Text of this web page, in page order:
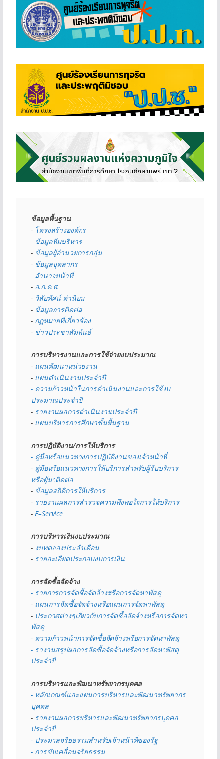
ข้อมูลพื้นฐาน
- โครงสร้างองค์กร
- ข้อมูลทีมบริหาร
- ข้อมูลผู้อำนวยการกลุ่ม
- ข้อมูลบุคลากร
- อำนาจหน้าที่
- อ.ก.ค.ศ.
- วิสัยทัศน์ ค่านิยม
- ข้อมูลการติดต่อ
- กฏหมายที่เกี่ยวข้อง
- ข่าวประชาสัมพันธ์
การบริหารงานและการใช้จ่ายงบประมาณ
- แผนพัฒนาหน่วยงาน
- แผนดำเนินงานประจำปี
- ความก้าวหน้าในการดำเนินงานและการใช้งบ
ประมาณประจำปี
- รายงานผลการดำเนินงานประจำปี
- แผนบริหารการศึกษาขั้นพื้นฐาน
การปฏิบัติงาน/การให้บริการ
- คู่มือหรือแนวทางการปฏิบัติงานของเจ้าหน้าที่
- คู่มือหรือแนวทางการให้บริการสำหรับผู้รับบริการ
หรือผู้มาติดต่อ
- ข้อมูลสถิติการให้บริการ
- รายงานผลการสำรวจความพึงพอใจการให้บริการ
- E–Service
การบริหารเงินงบประมาณ
- งบทดลองประจำเดือน
- รายละเอียดประกอบงบการเงิน
การจัดซื้อจัดจ้าง
- รายการการจัดซื้อจัดจ้างหรือการจัดหาพัสดุ
- แผนการจัดซื้อจัดจ้างหรือแผนการจัดหาพัสดุ
- ประกาศต่างๆเกี่ยวกับการจัดซื้อจัดจ้างหรือการจัดหา
พัสดุ
- ความก้าวหน้าการจัดซื้อจัดจ้างหรือการจัดหาพัสดุ
- รางานสรุปผลการจัดซื้อจัดจ้างหรือการจัดหาพัสดุ
ประจำปี
การบริหารและพัฒนาทรัพยากรบุคคล
- หลักเกณฑ์และแผนการบริหารและพัฒนาทรัพยากร
บุคคล
- รายงานผลการบริหารและพัฒนาทรัพยากรบุคคล
ประจำปี
- ประมวลจริยธรรมสำหรับเจ้าหน้าที่ของรัฐ
- การขับเคลื่อนจริยธรรม